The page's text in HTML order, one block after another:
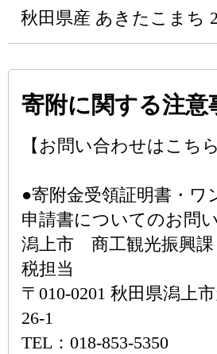
秋田県産 あきたこまち
寄附に関する注意
【お問い合わせはこち
●寄附金受領証明書・ワ
申請書についてのお問
潟上市 商工観光振興
税担当
〒010-0201 秋田県潟上
26-1
TEL：018-853-5350